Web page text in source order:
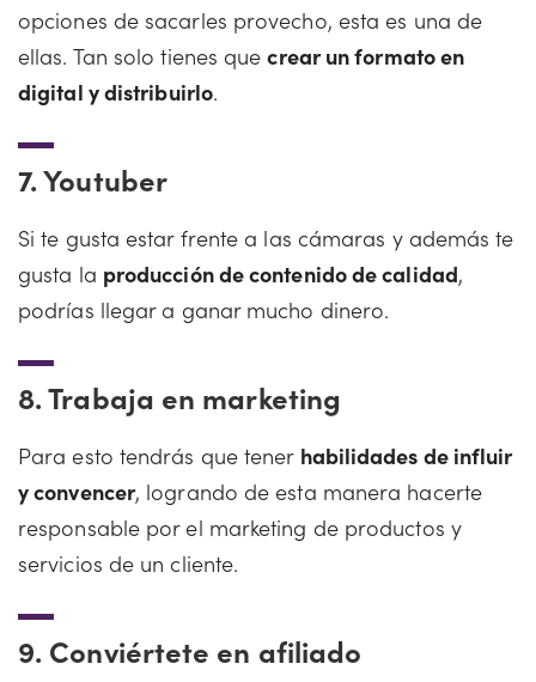
opciones de sacarles provecho, esta es una de
ellas. Tan solo tienes quecrear un formato en
digital y distribuirlo.
7.Youtuber
Si te gusta estar frente a las cámaras y además te
gusta la producción de contenido de calidad,
podrías llegar a ganar mucho dinero.
8.Trabaja en marketing
Para esto tendrás que tener habilidades de influir
y convencer, logrando de esta manera hacerte
responsable por el marketing de productos y
servicios de un cliente.
9. Conviértete en afiliado